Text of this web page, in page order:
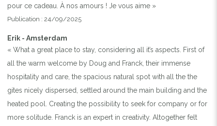
pour ce cadeau. À nos amours ! Je vous aime »
Publication : 24/09/2025
Erik - Amsterdam
« What a great place to stay, considering all it’s aspects. First of
all the warm welcome by Doug and Franck, their immense
hospitality and care, the spacious natural spot with all the the
gites nicely dispersed, settled around the main building and the
heated pool. Creating the possibility to seek for company or for
more solitude. Franck is an expert in creativity. Altogether felt